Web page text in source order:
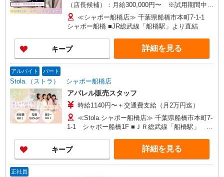
（店長候補）：月給300,000円〜 ※試用期間中は
270,000円〜 ★固定残業手当：30,800円（月給に
含む） ※経験・能力考慮 ※固定残業時間は1ヶ月
あたり20時間、超過時は追加で残業手当支給 ※月
3万円まで交通費支給 ※試用期間（2〜3ヶ月）も
同条件 【手当】固定残業手当／資格手当／店舗職
制手当／住宅手当（実家外かつ賃貸の場合のみ別
当の種類はエリアにより異なります。詳細は面接
時にお尋ねください。 ＼入社３大特典キャンペー
ン実施中！／※詳細は備考欄にて
≪シャポー船橋店≫ 千葉県船橋市本町7-1-1
シャポー船橋 ■JR総武線「船橋駅」より直結
キープ 詳細を見る
アルバイト パート
Stola.（ストラ） シャポー船橋店
アパレル販売スタッフ
時給1140円〜＋交通費支給（月2万円迄）
≪Stola.シャポー船橋店≫ 千葉県船橋市本町7-
1-1 シャポー船橋1F ■ＪＲ総武線「船橋駅」 直
用いただけます。
キープ 詳細を見る
正社員